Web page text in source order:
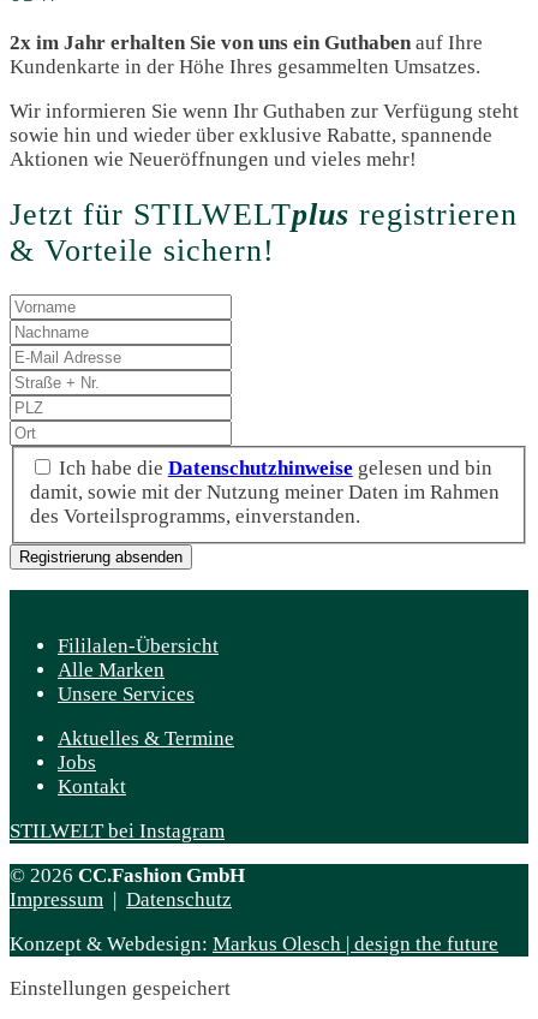
2x im Jahr erhalten Sie von uns ein Guthaben auf Ihre
Kundenkarte in der Höhe Ihres gesammelten Umsatzes.
Wir informieren Sie wenn Ihr Guthaben zur Verfügung steht
sowie hin und wieder über exklusive Rabatte, spannende
Aktionen wie Neueröffnungen und vieles mehr!
Jetzt für STILWELTplus registrieren
& Vorteile sichern!
Ich habe die Datenschutzhinweise gelesen und bin
damit, sowie mit der Nutzung meiner Daten im Rahmen
des Vorteilsprogramms, einverstanden.
Registrierung absenden
Fililalen-Übersicht
Alle Marken
Unsere Services
Aktuelles & Termine
Jobs
Kontakt
STILWELT bei Instagram
© 2026 CC.Fashion GmbH
Impressum | Datenschutz
Konzept & Webdesign: Markus Olesch | design the future
Einstellungen gespeichert